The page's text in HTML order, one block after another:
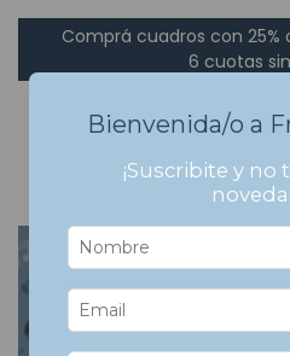
Comprá cuadros con
6 cuotas
Inicio > Cuadros
Bienvenida/o a
¡Suscribite y no